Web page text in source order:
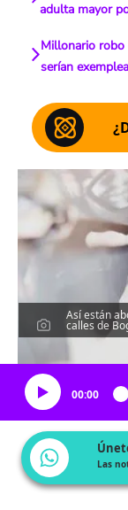
adulta mayor
Millonario robo
serían
Así están
calles de
00:00
Las